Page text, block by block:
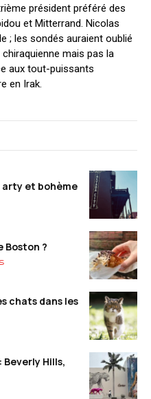
président préféré des
et Mitterrand. Nicolas
; les sondés auraient oublié
mais pas la
aux tout-puissants
en Irak.
arty et bohème
Boston ?
chats dans les
Beverly Hills,